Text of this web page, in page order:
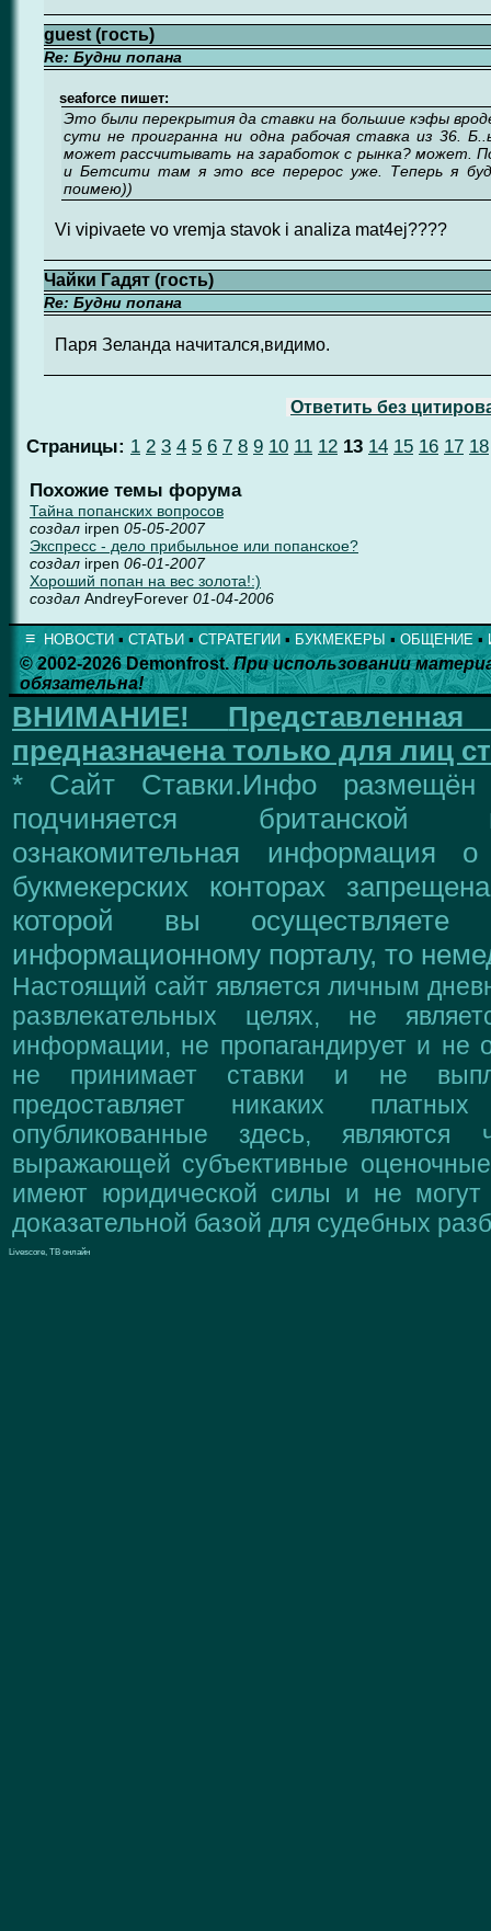
guest (гость)
Re: Будни попана
seaforce пишет:
Это были перекрытия да ставки на большие кэфы
сути не проигранна ни одна рабочая ставка из 36.
может рассчитывать на заработок c рынка? может.
и Бетсити там я это все перерос уже. Теперь я
поимею))
Vi vipivaete vo vremja stavok i analiza mat4ej????
Чайки Гадят (гость)
Re: Будни попана
Паря Зеланда начитался,видимо.
Ответить без
Страницы: 1 2 3 4 5 6 7 8 9 10 11 12 13 14 15 16 17 18
Похожие темы форума
Тайна попанских вопросов
создал irpen 05-05-2007
Экспресс - дело прибыльное или попанское?
создал irpen 06-01-2007
Хороший попан на вес золота!:)
создал AndreyForever 01-04-2006
≡ НОВОСТИ ▪ СТАТЬИ ▪ СТРАТЕГИИ ▪ БУКМЕКЕРЫ ▪ ОБЩЕНИЕ ▪
© 2002-2026 Demonfrost.При использовании
обязательна!
ВНИМАНИЕ!
предназначена только для лиц
* Сайт Ставки.Инфо размещён
подчиняется британской
ознакомительная информация
букмекерских конторах
которой вы
информационному порталу, то
Настоящий сайт является личным
развлекательных целях, не
информации, не пропагандирует и не
не принимает ставки и не
предоставляет никаких
опубликованные здесь, являются
выражающей субъективные
имеют юридической силы и не могут
доказательной базой для судебных
Livescore, ТВ онлайн